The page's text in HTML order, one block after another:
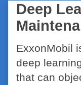
Deep
ExxonMobil
deep
that can